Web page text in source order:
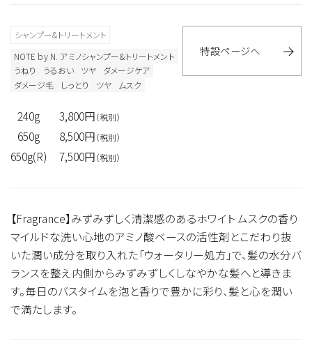
シャンプー&トリートメント
NOTE by N. アミノシャンプー&トリートメント
うねり
うるおい ツヤ
ダメージケア
ダメージ毛
しっとり ツヤ ムスク
240g 3,800円（税別）
650g 8,500円（税別）
650g(R) 7,500円（税別）
特設ページへ
【Fragrance】みずみずしく清潔感のあるホワイト ムスクの香り
マイルドな洗い心地のアミノ酸ベースの活性剤とこだわり抜
いた潤い成分を取り入れた「ウォータリー処方」で、髪の水分バ
ランスを整え内側からみずみずしくしなやかな髪へと導きま
す。毎日のバスタイムを泡と香りで豊かに彩り、髪と心を潤い
で満たします。